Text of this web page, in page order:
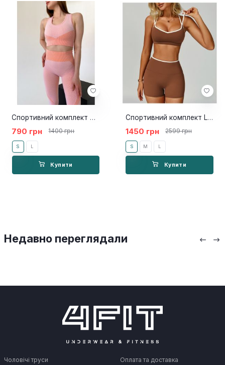
Спортивний комплект Bomb Peach
790 грн 1400 грн
S L
Купити
Спортивний комплект Lotus brown
1450 грн 2599 грн
S M L
Купити
Недавно переглядали
Чоловічі труси Оплата та доставка